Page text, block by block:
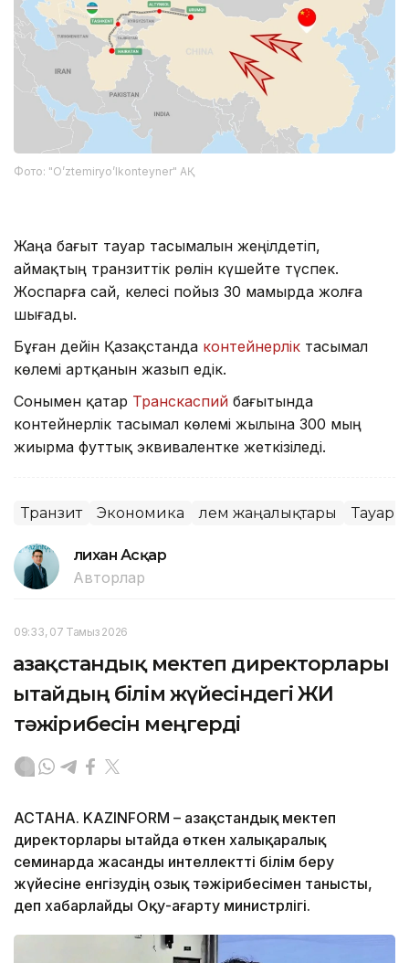
Фото: "O’ztemiryo’lkonteyner" АҚ
Жаңа бағыт тауар тасымалын жеңілдетіп,
аймақтың транзиттік рөлін күшейте түспек.
Жоспарға сай, келесі пойыз 30 мамырда жолға
шығады.
Бұған дейін Қазақстанда контейнерлік тасымал
көлемі артқанын жазып едік.
Сонымен қатар Транскаспий бағытында
контейнерлік тасымал көлемі жылына 300 мың
жиырма футтық эквивалентке жеткізіледі.
Транзит Экономика Әлем жаңалықтары Тауар
Әлихан Асқар
Авторлар
09:33, 07 Тамыз 2026
Қазақстандық мектеп директорлары
Қытайдың білім жүйесіндегі ЖИ
тәжірибесін меңгерді
АСТАНА. KAZINFORM – Қазақстандық мектеп
директорлары Қытайда өткен халықаралық
семинарда жасанды интеллектті білім беру
жүйесіне енгізудің озық тәжірибесімен танысты,
деп хабарлайды Оқу-ағарту министрлігі.